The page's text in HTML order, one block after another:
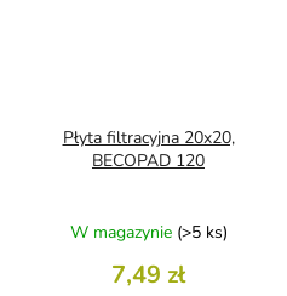
Płyta filtracyjna 20x20,
BECOPAD 120
W magazynie (>5 ks)
7,49 zł